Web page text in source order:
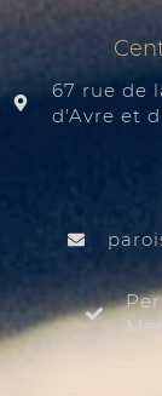
67 rue de
d'Avre et